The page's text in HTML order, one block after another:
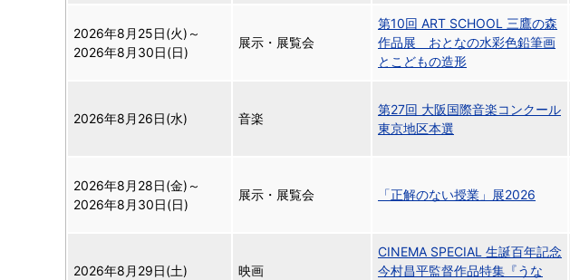
2026年8月25日(火) ～
2026年8月30日(日)
展示・展覧会
第10回 ART SCHOOL 三鷹の森
作品展 おとなの水彩色鉛筆画
とこどもの造形
2026年8月26日(水) 音楽
第27回 大阪国際音楽コンクール
東京地区本選
2026年8月28日(金) ～
2026年8月30日(日)
展示・展覧会 「正解のない授業」展2026
2026年8月29日(土) 映画
CINEMA SPECIAL 生誕百年記念
今村昌平監督作品特集『うな